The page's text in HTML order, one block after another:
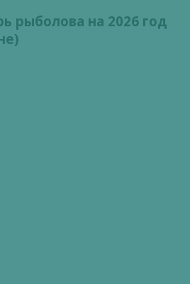
рыболова на 2026 год